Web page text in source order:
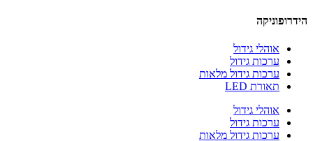
הידרופוניקה
אוהלי גידול
ערכות גידול
ערכות גידול מלאות
תאורת LED
אוהלי גידול
ערכות גידול
ערכות גידול מלאות